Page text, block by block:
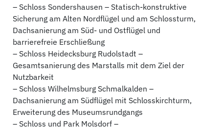
– Schloss Sondershausen – Statisch-konstruktive
Sicherung am Alten Nordflügel und am Schlossturm,
Dachsanierung am Süd- und Ostflügel und
barrierefreie Erschließung
– Schloss Heidecksburg Rudolstadt –
Gesamtsanierung des Marstalls mit dem Ziel der
Nutzbarkeit
– Schloss Wilhelmsburg Schmalkalden –
Dachsanierung am Südflügel mit Schlosskirchturm,
Erweiterung des Museumsrundgangs
– Schloss und Park Molsdorf –